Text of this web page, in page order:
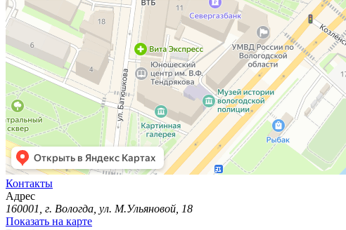
Контакты
Адрес
160001, г. Вологда, ул. М.Ульяновой, 18
Показать на карте